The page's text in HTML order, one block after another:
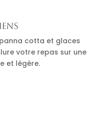
cotta et glaces
votre repas sur une
et légère.